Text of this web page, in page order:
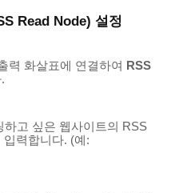
Read Node) 설정
력 화살표에 연결하여 RSS
하고 싶은 웹사이트의 RSS
입력합니다. (예: